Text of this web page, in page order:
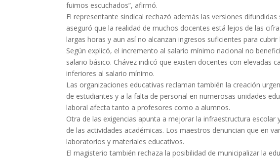
fuimos escuchados”, afirmó.
El representante sindical rechazó además las versiones
aseguró que la realidad de muchos docentes está lejos de las
largas horas y aun así no alcanzan ingresos suficientes para
Según explicó, el incremento al salario mínimo nacional no
salario básico. Chávez indicó que existen docentes con elevadas
inferiores al salario mínimo.
Las organizaciones educativas reclaman también la creación
de estudiantes y a la falta de personal en numerosas unidades
laboral afecta tanto a profesores como a alumnos.
Otra de las exigencias apunta a mejorar la infraestructura
de las actividades académicas. Los maestros denuncian que en
laboratorios y materiales educativos.
El magisterio también rechaza la posibilidad de municipalizar la